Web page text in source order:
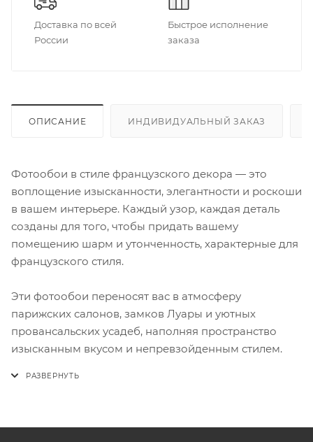
Доставка по всей
России
Быстрое исполнение
заказа
ОПИСАНИЕ ИНДИВИДУАЛЬНЫЙ ЗАКАЗ
Фотообои в стиле французского декора — это
воплощение изысканности, элегантности и роскоши
в вашем интерьере. Каждый узор, каждая деталь
созданы для того, чтобы придать вашему
помещению шарм и утонченность, характерные для
французского стиля.
Эти фотообои переносят вас в атмосферу
парижских салонов, замков Луары и уютных
провансальских усадеб, наполняя пространство
изысканным вкусом и непревзойденным стилем.